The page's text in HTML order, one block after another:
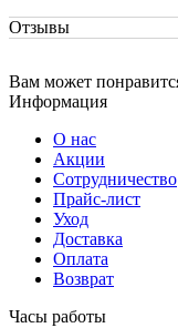
Отзывы
Вам может
Информация
О нас
Акции
Сотрудничество
Прайс-лист
Уход
Доставка
Оплата
Возврат
Часы работы